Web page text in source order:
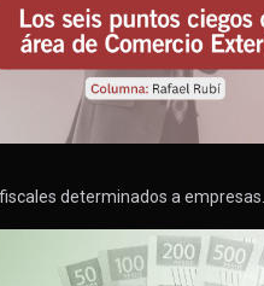
determinados a empresas…